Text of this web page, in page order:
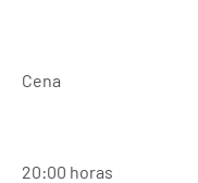
Cena
20:00 horas